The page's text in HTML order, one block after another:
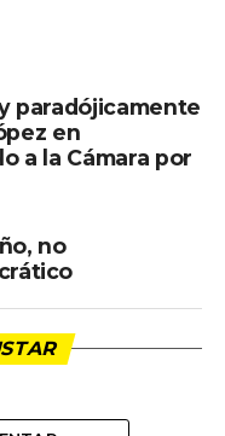
paradójicamente
en
a la Cámara por
no